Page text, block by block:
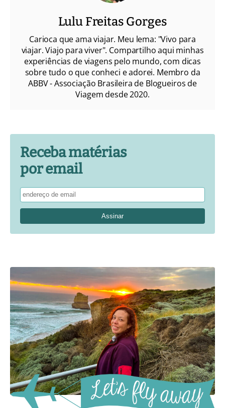
Lulu Freitas Gorges
Carioca que ama viajar. Meu lema: "Vivo para
viajar. Viajo para viver". Compartilho aqui minhas
experiências de viagens pelo mundo, com dicas
sobre tudo o que conheci e adorei. Membro da
ABBV - Associação Brasileira de Blogueiros de
Viagem desde 2020.
Receba matérias
por email